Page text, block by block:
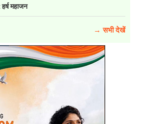
हर्ष महाजन
→ सभी देखें